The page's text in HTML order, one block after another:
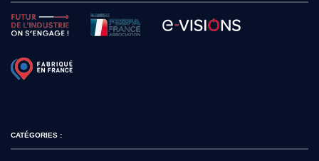
CATÉGORIES :